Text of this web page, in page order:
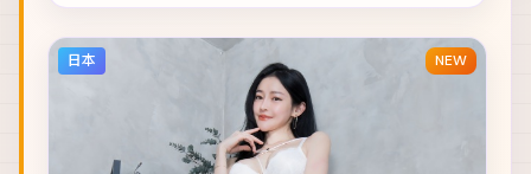
日本 NEW